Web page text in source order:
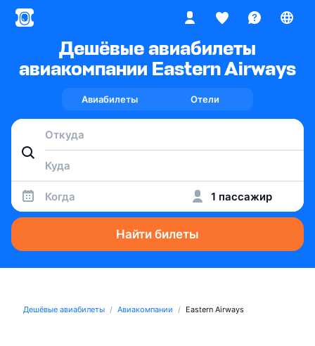
Дешёвые авиабилеты
авиакомпании Eastern Airways
Авиабилеты Отели
Когда 1 пассажир
Найти билеты
Дешёвые авиабилеты Авиакомпании Eastern Airways